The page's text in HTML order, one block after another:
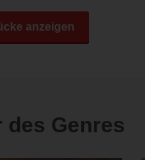
anzeigen
des Genres